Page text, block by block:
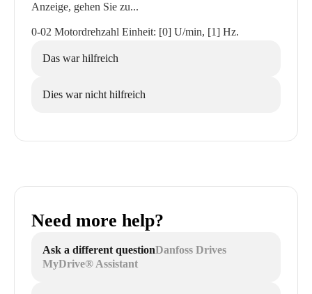
Anzeige, gehen Sie zu...
0-02 Motordrehzahl Einheit: [0] U/min, [1] Hz.
Das war hilfreich
Dies war nicht hilfreich
Need more help?
Ask a different questionDanfoss Drives
MyDrive® Assistant